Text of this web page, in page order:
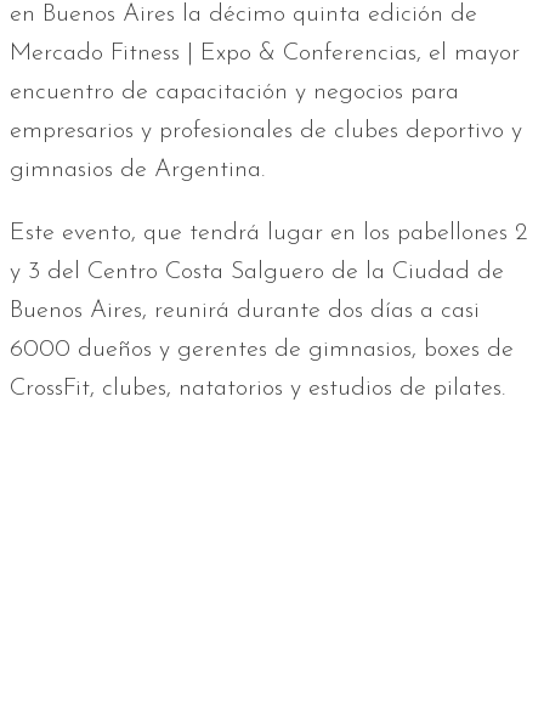
en Buenos Aires la décimo quinta edición de
Mercado Fitness | Expo & Conferencias, el mayor
encuentro de capacitación y negocios para
empresarios y profesionales de clubes deportivo y
gimnasios de Argentina.
Este evento, que tendrá lugar en los pabellones 2
y 3 del Centro Costa Salguero de la Ciudad de
Buenos Aires, reunirá durante dos días a casi
6000 dueños y gerentes de gimnasios, boxes de
CrossFit, clubes, natatorios y estudios de pilates.